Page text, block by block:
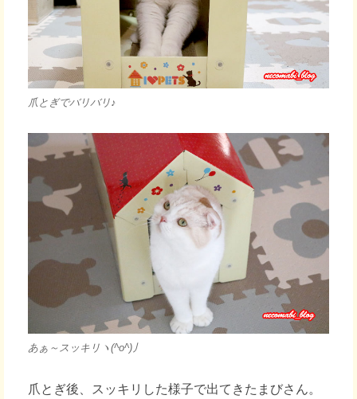
爪とぎでバリバリ♪
あぁ～スッキリヽ(^o^)丿
爪とぎ後、スッキリした様子で出てきたまびさん。